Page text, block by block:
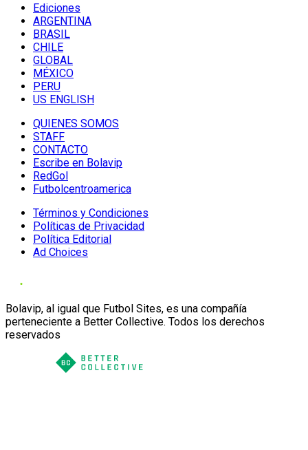
Ediciones
ARGENTINA
BRASIL
CHILE
GLOBAL
MÉXICO
PERU
US ENGLISH
QUIENES SOMOS
STAFF
CONTACTO
Escribe en Bolavip
RedGol
Futbolcentroamerica
Términos y Condiciones
Políticas de Privacidad
Política Editorial
Ad Choices
Bolavip, al igual que Futbol Sites, es una compañía
perteneciente a Better Collective. Todos los derechos
reservados